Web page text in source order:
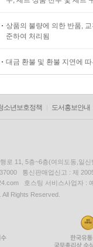
상품의 불량에 의한 반품,
준하여 처리됨
대금 환불 및 환불 지연에
소년보호정책 도서홍보안내
로 11, 5층~6층(여의도동,일신
통신판매업신고 : 제
호스팅 서비스사업자 :
Rights Reserved.